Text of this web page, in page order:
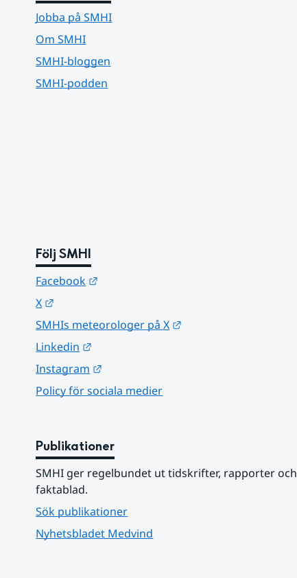
Jobba på SMHI
Om SMHI
SMHI-bloggen
SMHI-podden
Följ SMHI
Facebook
X
SMHIs meteorologer på X
Linkedin
Instagram
Policy för sociala medier
Publikationer
SMHI ger regelbundet ut tidskrifter, rapporter och
faktablad.
Sök publikationer
Nyhetsbladet Medvind